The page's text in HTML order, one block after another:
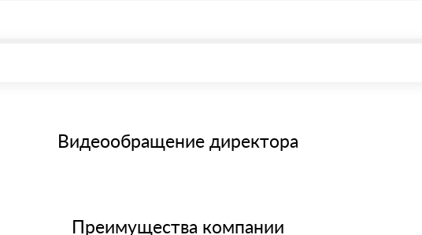
через системы электронных платежей.
банковским картам
материала после проверки качества и количества заказанного материала.
Видеообращение директора
Преимущества компании